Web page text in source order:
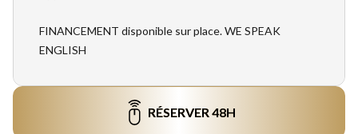
FINANCEMENT disponible sur place. WE SPEAK
ENGLISH
RÉSERVER 48H